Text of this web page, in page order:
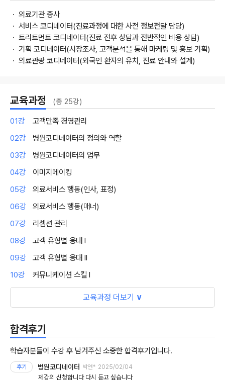
ㆍ 의료기관 종사
ㆍ 서비스 코디네이터(진료과정에 대한 사전 정보전달 담당)
ㆍ 트리트먼트 코디네이터(진료 전후 상담과 전반적인 비용 상담)
ㆍ 기획 코디네이터(시장조사, 고객분석을 통해 마케팅 및 홍보 기획)
ㆍ 의료관광 코디네이터(외국인 환자의 유치, 진료 안내와 설계)
교육과정 (총 25강)
01강
고객만족 경영관리
02강
병원코디네이터의 정의와 역할
03강
병원코디네이터의 업무
04강
이미지메이킹
05강
의료서비스 행동(인사, 표정)
06강
의료서비스 행동(매너)
07강
리셉션 관리
08강
고객 유형별 응대 I
09강
고객 유형별 응대 II
10강
커뮤니케이션 스킬 I
교육과정 더보기 ∨
합격후기
학습자분들이 수강 후 남겨주신 소중한 합격후기입니다.
후기 병원코디네이터 박연* 2025/02/04
제강의 신청합니다 다시 듣고 싶습니다